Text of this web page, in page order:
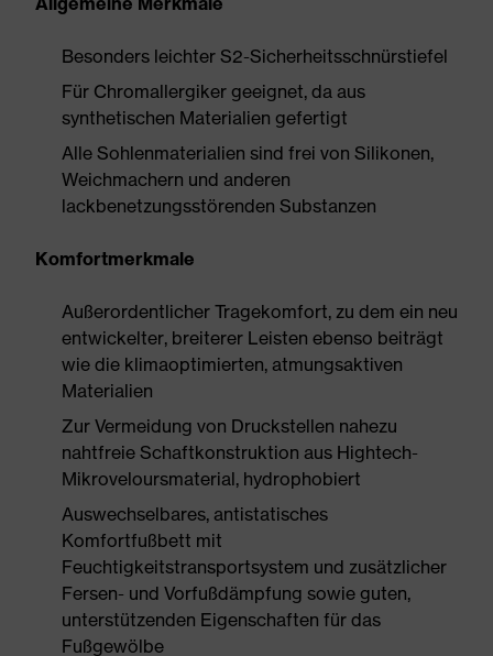
Besonders leichter S2-Sicherheitsschnürstiefel
Für Chromallergiker geeignet, da aus
synthetischen Materialien gefertigt
Alle Sohlenmaterialien sind frei von Silikonen,
Weichmachern und anderen
lackbenetzungsstörenden Substanzen
Komfortmerkmale
Außerordentlicher Tragekomfort, zu dem ein neu
entwickelter, breiterer Leisten ebenso beiträgt
wie die klimaoptimierten, atmungsaktiven
Materialien
Zur Vermeidung von Druckstellen nahezu
nahtfreie Schaftkonstruktion aus Hightech-
Mikroveloursmaterial, hydrophobiert
Auswechselbares, antistatisches
Komfortfußbett mit
Feuchtigkeitstransportsystem und zusätzlicher
Fersen- und Vorfußdämpfung sowie guten,
unterstützenden Eigenschaften für das
Fußgewölbe